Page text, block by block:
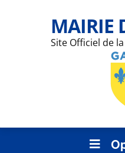
MAIRIE
Site Officiel de